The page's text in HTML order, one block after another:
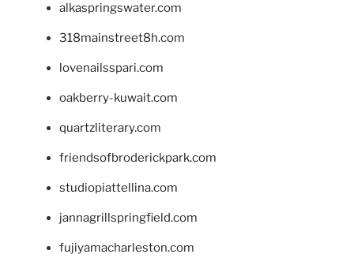
alkaspringswater.com
318mainstreet8h.com
lovenailsspari.com
oakberry-kuwait.com
quartzliterary.com
friendsofbroderickpark.com
studiopiattellina.com
jannagrillspringfield.com
fujiyamacharleston.com